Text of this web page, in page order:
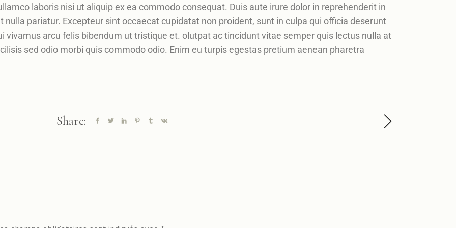
laboris nisi ut aliquip ex ea commodo consequat. Duis aute irure dolor in reprehenderit in
pariatur. Excepteur sint occaecat cupidatat non proident, sunt in culpa qui officia deserunt
vivamus arcu felis bibendum ut tristique et. olutpat ac tincidunt vitae semper quis lectus nulla at
sed odio morbi quis commodo odio. Enim eu turpis egestas pretium aenean pharetra
Share: